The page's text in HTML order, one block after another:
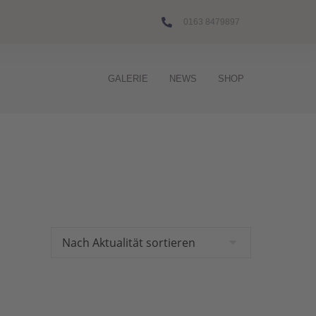
0163 8479897
GALERIE NEWS SHOP